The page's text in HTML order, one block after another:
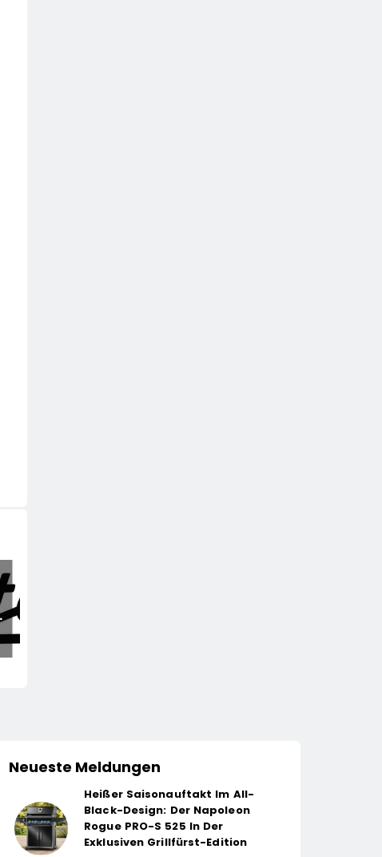
Neueste Meldungen
Heißer Saisonauftakt Im All-
Black-Design: Der Napoleon
Rogue PRO-S 525 In Der
Exklusiven Grillfürst-Edition